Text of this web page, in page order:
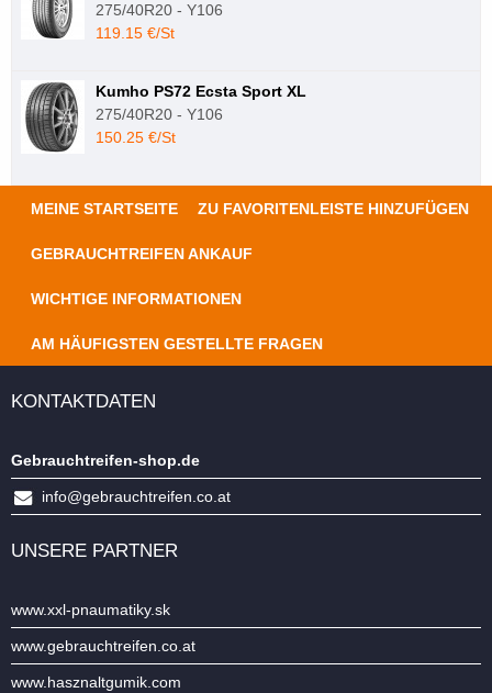
275/40R20 - Y106
119.15 €/St
Kumho PS72 Ecsta Sport XL
275/40R20 - Y106
150.25 €/St
MEINE STARTSEITE ZU FAVORITENLEISTE HINZUFÜGEN
GEBRAUCHTREIFEN ANKAUF
WICHTIGE INFORMATIONEN
AM HÄUFIGSTEN GESTELLTE FRAGEN
KONTAKTDATEN
Gebrauchtreifen-shop.de
info@gebrauchtreifen.co.at
UNSERE PARTNER
www.xxl-pnaumatiky.sk
www.gebrauchtreifen.co.at
www.hasznaltgumik.com